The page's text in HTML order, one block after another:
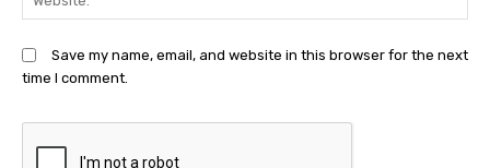
Save my name, email, and website in this browser for the next
time I comment.